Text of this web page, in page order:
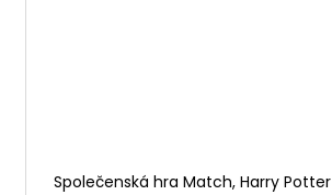
Společenská hra Match, Harry Potter